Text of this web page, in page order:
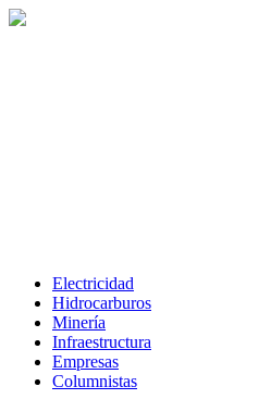
Electricidad
Hidrocarburos
Minería
Infraestructura
Empresas
Columnistas